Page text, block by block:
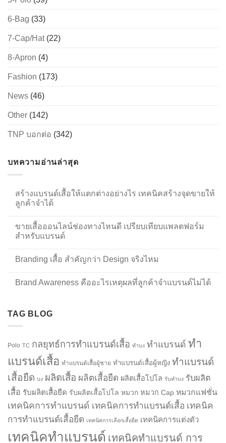
6-Bag (33)
7-Cap/Hat(22)
8-Apron (4)
Fashion (173)
News (46)
Other (142)
TNP บอกต่อ (342)
บทความอ่านล่าสุด
สร้างแบรนด์เสื้อให้แตกต่างอย่างไร เทคนิคสร้างจุดขายให้
ลูกค้าจำได้
ขายเสื้อออนไลน์ช่องทางไหนดี เปรียบเทียบแพลตฟอร์ม
สำหรับแบรนด์
Branding เสื้อ สำคัญกว่า Design จริงไหม
Brand Awareness คืออะไรเหตุผลที่ลูกค้าจำแบรนด์ไม่ได้
TAG BLOG
Polo TC กลยุทธ์การทำแบรนด์เสื้อ ทำบง ทำแบรนด์ ทำ
แบรนด์เสื้อ ทำแบรนด์เสื้อผู้ชาย ทำแบรนด์เสื้อผู้หญิง ทำแบรนด์
เสื้อยืด บง ผลิตเสื้อ ผลิตเสื้อยืด ผลิตเสื้อโปโล รับทำบง รับผลิต
เสื้อ รับผลิตเสื้อยืด รับผลิตเสื้อโปโล หมวก หมวก Cap หมวกแฟชั่น
เทคนิคการทำแบรนด์ เทคนิคการทำแบรนด์เสื้อ เทคนิค
การทำแบรนด์เสื้อยืด เทคนิคการเลือกเสื้อยืด เทคนิคการแต่งตัว
เทคนิคทำแบรนด์ เทคนิคทำแบรนด์ การ